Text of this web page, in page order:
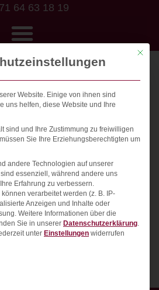
64 63 18 19
Rügen
Mit
Website. Einige von ihnen sind
uns helfen, diese Website und Ihre
sind und Ihre Zustimmung zu freiwilligen
Sie Ihre Erziehungsberechtigten um
andere Technologien auf unserer
essenziell, während andere uns
Erfahrung zu verbessern.
verarbeitet werden (z. B. IP-
Anzeigen und Inhalte oder
Weitere Informationen über die
Sie in unserer Datenschutzerklärung.
unter Einstellungen widerrufen
Service-Gruppen, für die